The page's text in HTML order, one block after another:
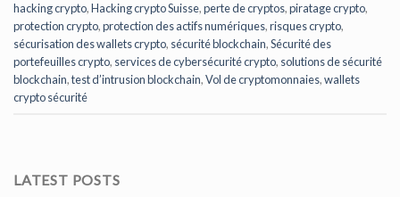
hacking crypto,Hacking crypto Suisse,perte de cryptos,piratage crypto,
protection crypto,protection des actifs numériques,risques crypto,
sécurisation des wallets crypto, sécurité blockchain,Sécurité des
portefeuilles crypto, services de cybersécurité crypto, solutions de sécurité
blockchain,test d’intrusion blockchain,Vol de cryptomonnaies,wallets
crypto sécurité
LATEST POSTS